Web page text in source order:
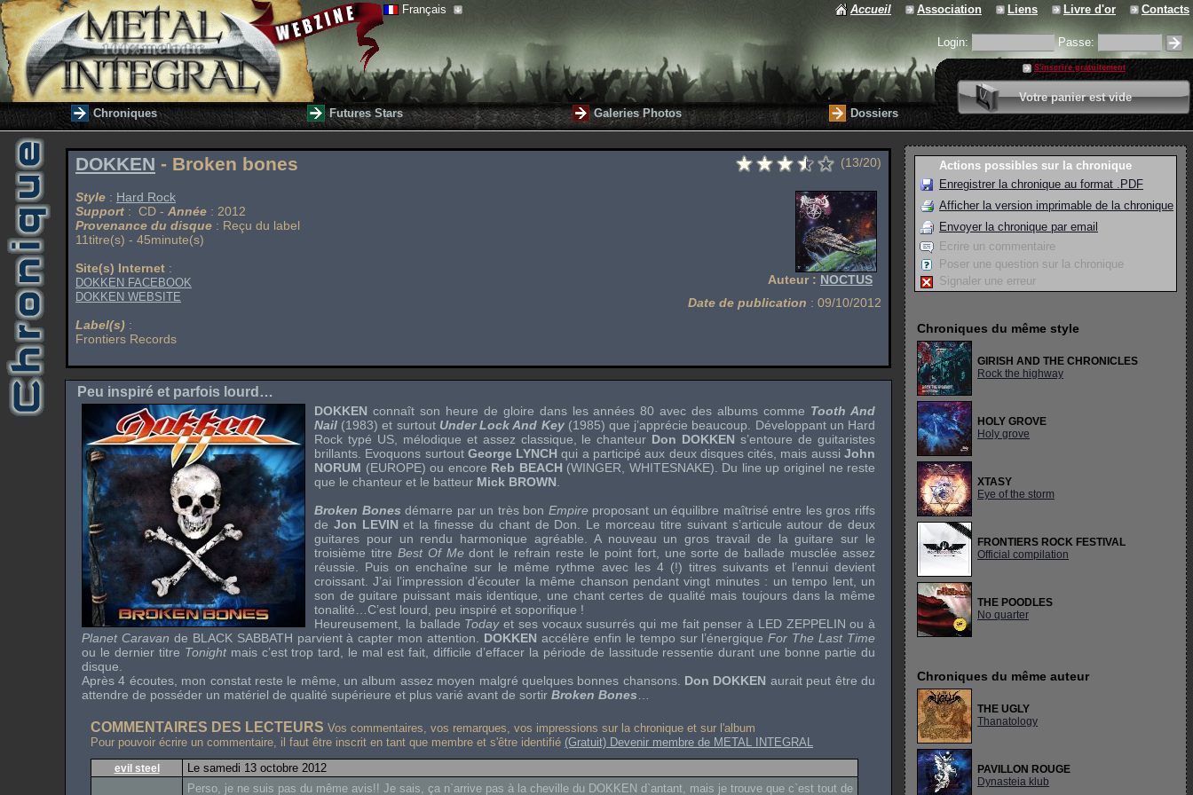
Français Accueil Association Liens Livre d'or Contacts
Login: Passe:
S'inscrire gratuitement
Votre panier est vide
0 article
Valider votre panier
Chroniques Futures Stars Galeries Photos Dossiers
DOKKEN - Broken bones
Style : Hard Rock
Support : CD - Année : 2012
Provenance du disque : Reçu du label
11titre(s) - 45minute(s)
Site(s) Internet :
DOKKEN FACEBOOK
DOKKEN WEBSITE
Label(s) :
Frontiers Records
(13/20)
Auteur : NOCTUS
Date de publication : 09/10/2012
Peu inspiré et parfois lourd…
DOKKEN connaît son heure de gloire dans les années 80 avec des albums comme Tooth And
Nail (1983) et surtout Under Lock And Key (1985) que j’apprécie beaucoup. Développant un Hard
Rock typé US, mélodique et assez classique, le chanteur Don DOKKENs’entoure de guitaristes
brillants. Evoquons surtout George LYNCHqui a participé aux deux disques cités, mais aussiJohn
NORUM (EUROPE) ou encore Reb BEACH (WINGER WHITESNAKE). Du line up originel ne reste
que le chanteur et le batteur Mick BROWN
Broken Bones démarre par un très bon Empire proposant un équilibre maîtrisé entre les gros riffs
de Jon LEVINet la finesse du chant de Don. Le morceau titre suivant s’articule autour de deux
guitares pour un rendu harmonique agréable. A nouveau un gros travail de la guitare sur le
troisième titre Best Of Medont le refrain reste le point fort, une sorte de ballade musclée assez
réussie. Puis on enchaîne sur le même rythme avec les 4 (!) titres suivants et l’ennui devient
croissant. J’ai l’impression d’écouter la même chanson pendant vingt minutes : un tempo lent, un
son de guitare puissant mais identique, une chant certes de qualité mais toujours dans la même
tonalité…C’est lourd, peu inspiré et soporifique !
Heureusement, la ballade Todayet ses vocaux susurrés qui me fait penser à LED ZEPPELINou à
Planet Caravan de BLACK SABBATH parvient à capter mon attention. DOKKEN accélère enfin le tempo sur l’énergiqueFor The Last Time
ou le dernier titre Tonightmais c’est trop tard, le mal est fait, difficile d’effacer la période de lassitude ressentie durant une bonne partie du
disque.
Après 4 écoutes, mon constat reste le même, un album assez moyen malgré quelques bonnes chansons. Don DOKKEN aurait peut être du
attendre de posséder un matériel de qualité supérieure et plus varié avant de sortir Broken Bones
COMMENTAIRES DES LECTEURS Vos commentaires, vos remarques, vos impressions sur la chronique et sur l'album
Pour pouvoir écrire un commentaire, il faut être inscrit en tant que membre et s'être identifié (Gratuit) Devenir membre de METAL INTEGRAL
evil steel
Le samedi 13 octobre 2012
Perso, je ne suis pas du même avis!! Je sais, ça n`arrive pas à la cheville du DOKKEN d`antant, mais je trouve que c`est tout de
Actions possibles sur la chronique
Enregistrer la chronique au format .PDF
Afficher la version imprimable de la chronique
Envoyer la chronique par email
Ecrire un commentaire
Poser une question sur la chronique
Signaler une erreur
Chroniques du même style
GIRISH AND THE CHRONICLES
Rock the highway
HOLY GROVE
Holy grove
XTASY
Eye of the storm
FRONTIERS ROCK FESTIVAL
Official compilation
THE POODLES
No quarter
Chroniques du même auteur
THE UGLY
Thanatology
PAVILLON ROUGE
Dynasteia klub